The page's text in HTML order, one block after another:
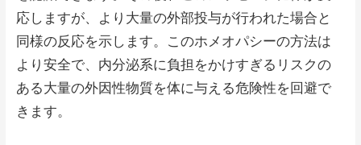
応しますが、より大量の外部投与が行われた場合と
同様の反応を示します。このホメオパシーの方法は
より安全で、内分泌系に負担をかけすぎるリスクの
ある大量の外因性物質を体に与える危険性を回避で
きます。